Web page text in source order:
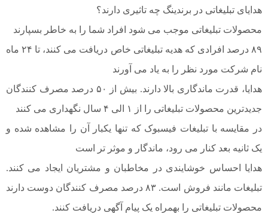
هدایای تبلیغاتی در برندینگ چه تاثیری دارند؟
محصولات تبلیغاتی موجب می شود افراد شما را به خاطر بسپارند
۸۹ درصد افرادی که هدیه تبلیغاتی خاص دریافت می کنند، تا ۲۴ ماه
نام شرکت مورد نظر را به یاد می آورند
هدایا، قدرت ماندگاری بالا دارند. بیش از ۵۰ درصد مصرف کنندگان
جدیدترین محصولات تبلیغاتی را از ۱ الی ۴ سال نگهداری می کنند
در مقایسه با تبلیغات فیسبوک که تنها یکبار آن را مشاهده شده و
یک ثانیه بعد کنار می رود، ماندگار و موثر تر است
هدایا احساس خوشایندی در مخاطبان و مشتریان ایجاد می کنند.
تبلیغات مانند فروش است. ۸۳ درصد مصرف کنندگان دوست دارند
محصولات تبلیغاتی را بهمراه یک پیام آگهی دریافت کنند.